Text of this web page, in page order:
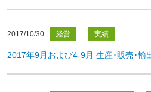
2017/10/30 経営 実績
2017年9月および4-9月 生産･販売･輸